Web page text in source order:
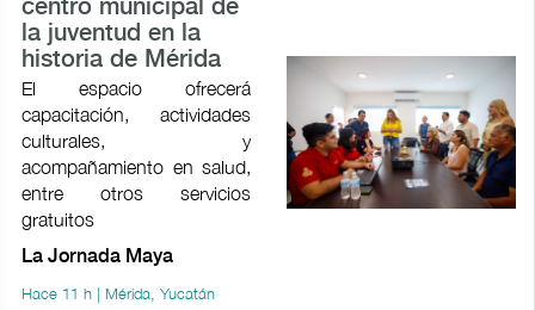
centro municipal de
la juventud en la
historia de Mérida
El espacio ofrecerá
capacitación, actividades
culturales, y
acompañamiento en salud,
entre otros servicios
gratuitos
La Jornada Maya
Hace 11 h | Mérida, Yucatán